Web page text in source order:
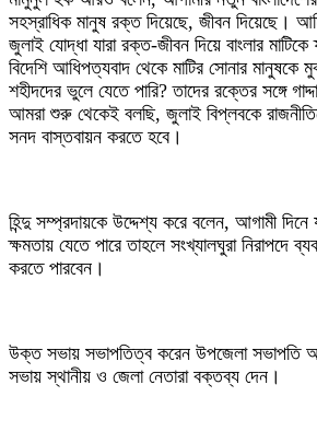
সহস্রাধিক মানুষ রক্ত দিয়েছে, জীবন দিয়েছে।
জুলাই যোদ্ধা যারা রক্ত-জীবন দিয়ে বাংলার
বিদেশি আধিপত্যবাদ থেকে মাটির সোনার
শহীদদের ভুলে যেতে পারি? তাদের রক্তের সঙ্গে
আমরা শুরু থেকেই বলছি, জুলাই বিপ্লবকে
সনদ বাস্তবায়ন করতে হবে।
হিন্দু সম্প্রদায়কে উদ্দেশ্য করে বলেন, আগামী
ক্ষমতায় যেতে পারে তাহলে সংখ্যালঘুরা নিরাপদে
করতে পারবেন।
উক্ত সভায় সভাপতিত্ব করেন উপজেলা সভাপতি
সভায় স্থানীয় ও জেলা নেতারা বক্তব্য দেন।